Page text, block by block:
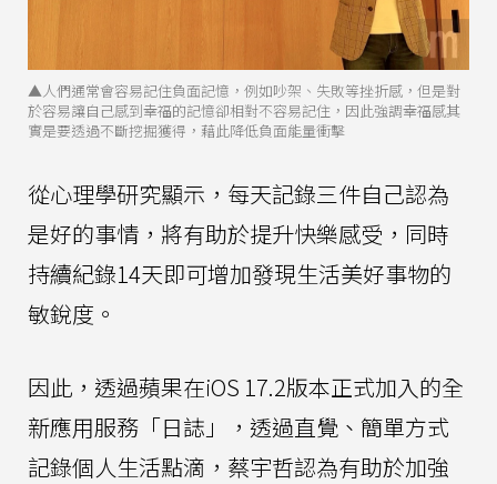
▲人們通常會容易記住負面記憶，例如吵架、失敗等挫折感，但是對
於容易讓自己感到幸福的記憶卻相對不容易記住，因此強調幸福感其
實是要透過不斷挖掘獲得，藉此降低負面能量衝擊
從心理學研究顯示，每天記錄三件自己認為
是好的事情，將有助於提升快樂感受，同時
持續紀錄14天即可增加發現生活美好事物的
敏銳度。
因此，透過蘋果在iOS 17.2版本正式加入的全
新應用服務「日誌」，透過直覺、簡單方式
記錄個人生活點滴，蔡宇哲認為有助於加強